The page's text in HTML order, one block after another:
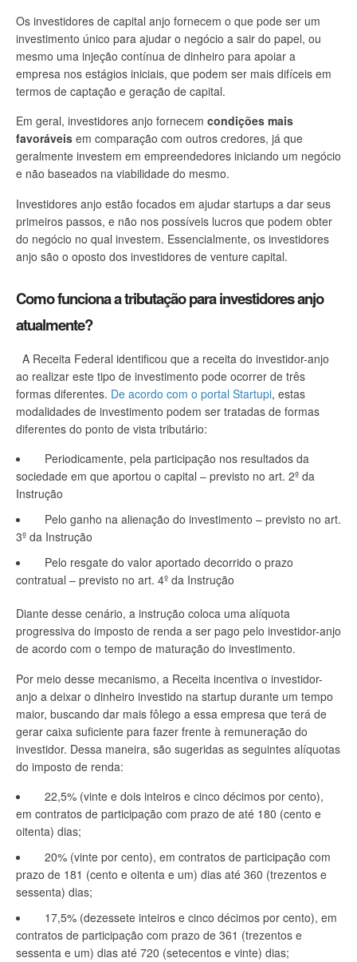
Os investidores de capital anjo fornecem o que pode ser um
investimento único para ajudar o negócio a sair do papel, ou
mesmo uma injeção contínua de dinheiro para apoiar a
empresa nos estágios iniciais, que podem ser mais difíceis em
termos de captação e geração de capital.
Em geral, investidores anjo fornecem condições mais
favoráveis em comparação com outros credores, já que
geralmente investem em empreendedores iniciando um negócio
e não baseados na viabilidade do mesmo.
Investidores anjo estão focados em ajudar startups a dar seus
primeiros passos, e não nos possíveis lucros que podem obter
do negócio no qual investem. Essencialmente, os investidores
anjo são o oposto dos investidores de venture capital.
Como funciona a tributação para investidores anjo
atualmente?
A Receita Federal identificou que a receita do investidor-anjo
ao realizar este tipo de investimento pode ocorrer de três
formas diferentes. De acordo com o portal Startupi, estas
modalidades de investimento podem ser tratadas de formas
diferentes do ponto de vista tributário:
Periodicamente, pela participação nos resultados da
sociedade em que aportou o capital – previsto no art. 2º da
Instrução
Pelo ganho na alienação do investimento – previsto no art.
3º da Instrução
Pelo resgate do valor aportado decorrido o prazo
contratual – previsto no art. 4º da Instrução
Diante desse cenário, a instrução coloca uma alíquota
progressiva do imposto de renda a ser pago pelo investidor-anjo
de acordo com o tempo de maturação do investimento.
Por meio desse mecanismo, a Receita incentiva o investidor-
anjo a deixar o dinheiro investido na startup durante um tempo
maior, buscando dar mais fôlego a essa empresa que terá de
gerar caixa suficiente para fazer frente à remuneração do
investidor. Dessa maneira, são sugeridas as seguintes alíquotas
do imposto de renda:
22,5% (vinte e dois inteiros e cinco décimos por cento),
em contratos de participação com prazo de até 180 (cento e
oitenta) dias;
20% (vinte por cento), em contratos de participação com
prazo de 181 (cento e oitenta e um) dias até 360 (trezentos e
sessenta) dias;
17,5% (dezessete inteiros e cinco décimos por cento), em
contratos de participação com prazo de 361 (trezentos e
sessenta e um) dias até 720 (setecentos e vinte) dias;